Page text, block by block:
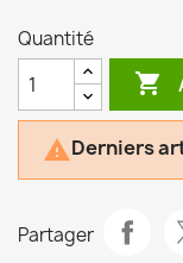
Quantité

Derniers
Partager